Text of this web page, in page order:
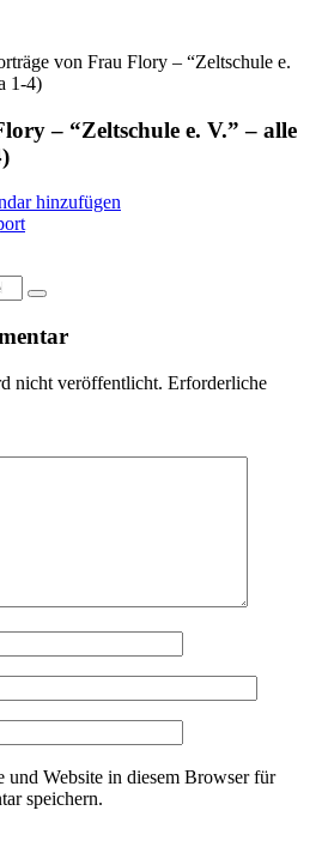
von Frau Flory – “Zeltschule e.
1-4)
– “Zeltschule e. V.” – alle
hinzufügen
nicht veröffentlicht. Erforderliche
und Website in diesem Browser für
speichern.